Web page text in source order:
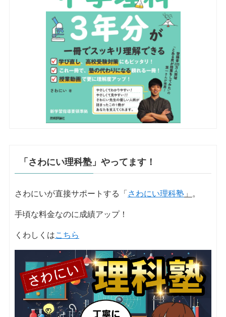
「さわにい理科塾」やってます！
さわにいが直接サポートする「さわにい理科塾」 。
手頃な料金なのに成績アップ！
くわしくはこちら